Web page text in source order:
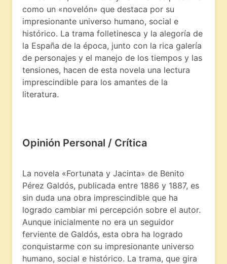
como un «novelón» que destaca por su
impresionante universo humano, social e
histórico. La trama folletinesca y la alegoría de
la España de la época, junto con la rica galería
de personajes y el manejo de los tiempos y las
tensiones, hacen de esta novela una lectura
imprescindible para los amantes de la
literatura.
Opinión Personal / Crítica
La novela «Fortunata y Jacinta» de Benito
Pérez Galdós, publicada entre 1886 y 1887, es
sin duda una obra imprescindible que ha
logrado cambiar mi percepción sobre el autor.
Aunque inicialmente no era un seguidor
ferviente de Galdós, esta obra ha logrado
conquistarme con su impresionante universo
humano, social e histórico. La trama, que gira